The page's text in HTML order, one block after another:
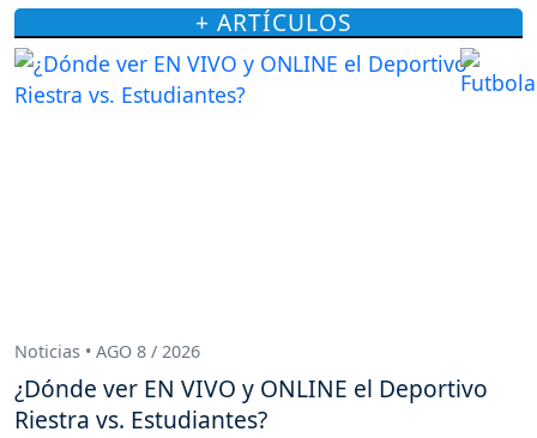
+ ARTÍCULOS
Noticias • AGO 8 / 2026
¿Dónde ver EN VIVO y ONLINE el Deportivo
Riestra vs. Estudiantes?